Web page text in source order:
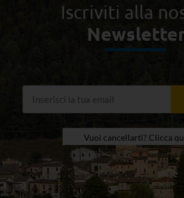
Iscriviti alla
Vuoi cancellarti? Clicca